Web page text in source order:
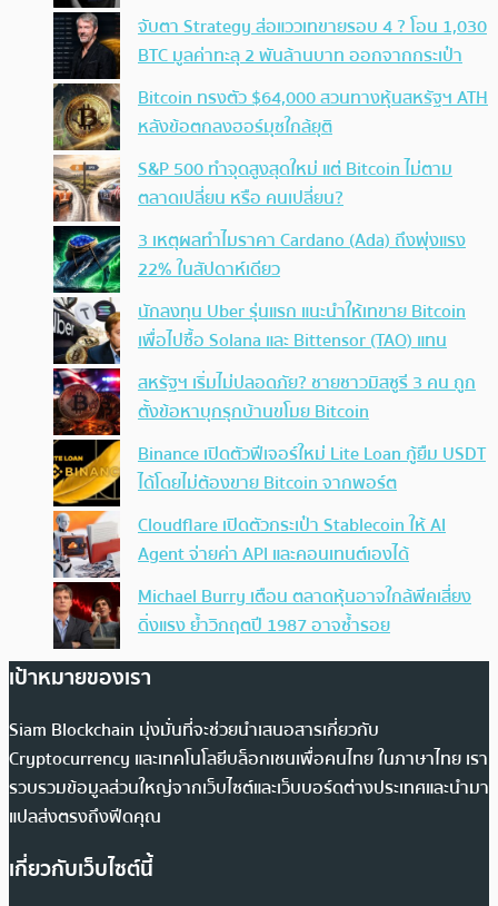
จับตา Strategy ส่อแววเทขายรอบ 4 ? โอน 1,030
BTC มูลค่าทะลุ 2 พันล้านบาท ออกจากกระเป๋า
Bitcoin ทรงตัว $64,000 สวนทางหุ้นสหรัฐฯ ATH
หลังข้อตกลงฮอร์มุซใกล้ยุติ
S&P 500 ทำจุดสูงสุดใหม่ แต่ Bitcoin ไม่ตาม
ตลาดเปลี่ยน หรือ คนเปลี่ยน?
3 เหตุผลทำไมราคา Cardano (Ada) ถึงพุ่งแรง
22% ในสัปดาห์เดียว
นักลงทุน Uber รุ่นแรก แนะนำให้เทขาย Bitcoin
เพื่อไปซื้อ Solana และ Bittensor (TAO) แทน
สหรัฐฯ เริ่มไม่ปลอดภัย? ชายชาวมิสซูรี 3 คน ถูก
ตั้งข้อหาบุกรุกบ้านขโมย Bitcoin
Binance เปิดตัวฟีเจอร์ใหม่ Lite Loan กู้ยืม USDT
ได้โดยไม่ต้องขาย Bitcoin จากพอร์ต
Cloudflare เปิดตัวกระเป๋า Stablecoin ให้ AI
Agent จ่ายค่า API และคอนเทนต์เองได้
Michael Burry เตือน ตลาดหุ้นอาจใกล้พีคเสี่ยง
ดิ่งแรง ย้ำวิกฤตปี 1987 อาจซ้ำรอย
เป้าหมายของเรา
Siam Blockchain มุ่งมั่นที่จะช่วยนำเสนอสารเกี่ยวกับ
Cryptocurrency และเทคโนโลยีบล็อกเชนเพื่อคนไทย ในภาษาไทย เรา
รวบรวมข้อมูลส่วนใหญ่จากเว็บไซต์และเว็บบอร์ดต่างประเทศและนำมา
แปลส่งตรงถึงฟีดคุณ
เกี่ยวกับเว็บไซต์นี้